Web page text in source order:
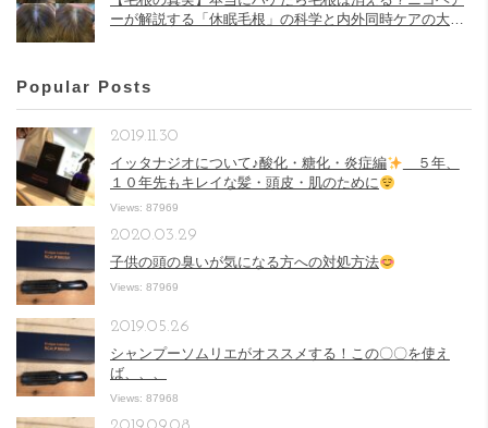
ーが解説する「休眠毛根」の科学と内外同時ケアの大切
Popular Posts
イッタナジオについて♪酸化・糖化・炎症編
５年、
１０年先もキレイな髪・頭皮・肌のために
2019.11.30
Views: 87969
子供の頭の臭いが気になる方への対処方法
2020.03.29
Views: 87969
シャンプーソムリエがオススメする！この〇〇を使え
ば、、、
2019.05.26
Views: 87968